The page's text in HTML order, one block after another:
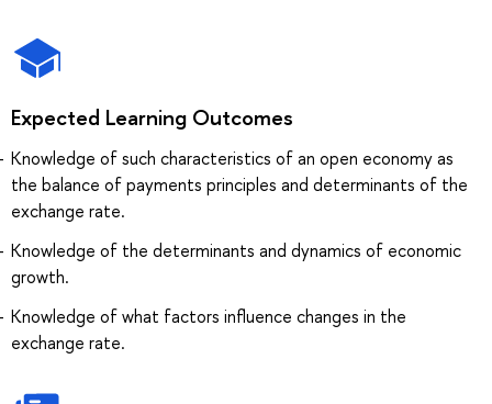
Expected Learning Outcomes
Knowledge of such characteristics of an open economy as
the balance of payments principles and determinants of the
exchange rate.
Knowledge of the determinants and dynamics of economic
growth.
Knowledge of what factors influence changes in the
exchange rate.